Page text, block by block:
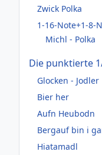
Zwick Polka
1-16-Note+1-8-
Michl - Polka
Die punktierte
Glocken - Jodler
Bier her
Aufn Heubodn
Bergauf bin i
Hiatamadl